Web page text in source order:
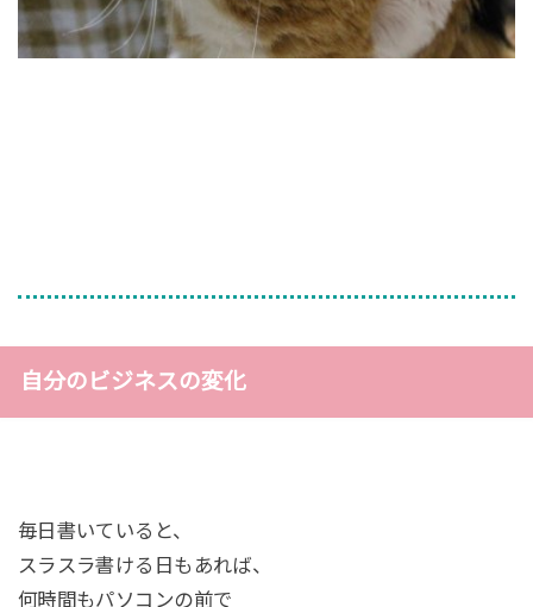
自分のビジネスの変化
毎日書いていると、
スラスラ書ける日もあれば、
何時間もパソコンの前で